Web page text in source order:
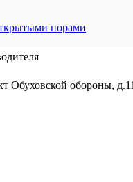
порами
Обуховской обороны,